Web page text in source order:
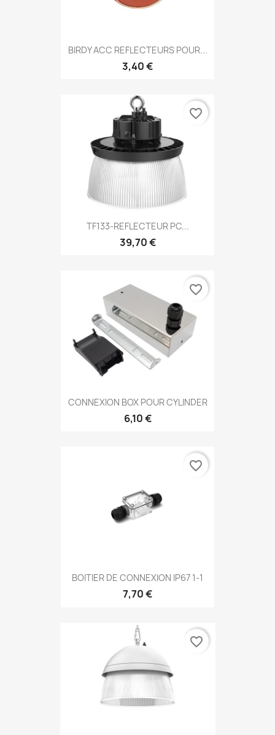
BIRDY ACC REFLECTEURS POUR...
3,40 €
TF133-REFLECTEUR PC...
39,70 €
favorite_border
CONNEXION BOX POUR CYLINDER
6,10 €
favorite_border
BOITIER DE CONNEXION IP67 1-1
7,70 €
favorite_border
favorite_border